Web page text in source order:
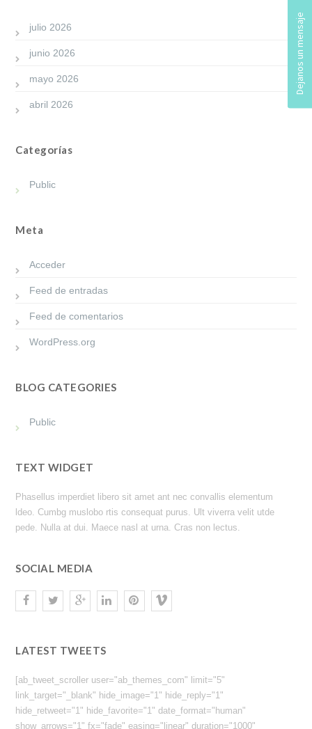
julio 2026
junio 2026
mayo 2026
abril 2026
Categorías
Public
Meta
Acceder
Feed de entradas
Feed de comentarios
WordPress.org
BLOG CATEGORIES
Public
TEXT WIDGET
Phasellus imperdiet libero sit amet ant nec convallis elementum
ldeo. Cumbg muslobo rtis consequat purus. Ult viverra velit utde
pede. Nulla at dui. Maece nasl at urna. Cras non lectus.
SOCIAL MEDIA
LATEST TWEETS
[ab_tweet_scroller user="ab_themes_com" limit="5"
link_target="_blank" hide_image="1" hide_reply="1"
hide_retweet="1" hide_favorite="1" date_format="human"
show_arrows="1" fx="fade" easing="linear" duration="1000"